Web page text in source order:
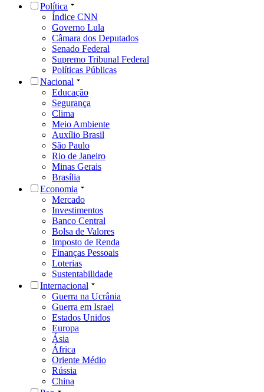
Política
Índice CNN
Governo Lula
Câmara dos Deputados
Senado Federal
Supremo Tribunal Federal
Políticas Públicas
Nacional
Educação
Segurança
Clima
Meio Ambiente
Auxílio Brasil
São Paulo
Rio de Janeiro
Minas Gerais
Brasília
Economia
Mercado
Investimentos
Banco Central
Bolsa de Valores
Imposto de Renda
Finanças Pessoais
Loterias
Sustentabilidade
Internacional
Guerra na Ucrânia
Guerra em Israel
Estados Unidos
Europa
Ásia
África
Oriente Médio
Rússia
China